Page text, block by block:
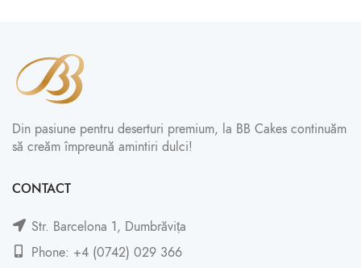
Din pasiune pentru deserturi premium, la BB Cakes continuăm
să creăm împreună amintiri dulci!
CONTACT
Str. Barcelona 1, Dumbrăvița
Phone: +4 (0742) 029 366